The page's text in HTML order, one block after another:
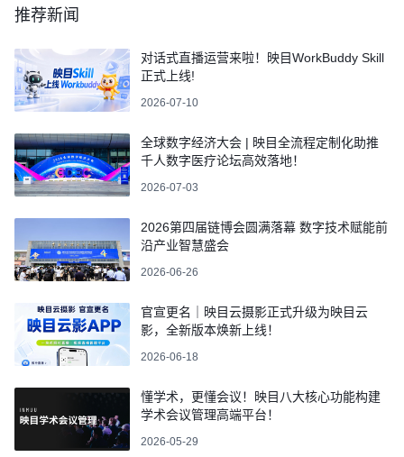
推荐新闻
对话式直播运营来啦！映目WorkBuddy Skill
正式上线!
2026-07-10
全球数字经济大会 | 映目全流程定制化助推
千人数字医疗论坛高效落地！
2026-07-03
2026第四届链博会圆满落幕 数字技术赋能前
沿产业智慧盛会
2026-06-26
官宣更名｜映目云摄影正式升级为映目云
影，全新版本焕新上线！
2026-06-18
懂学术，更懂会议！映目八大核心功能构建
学术会议管理高端平台！
2026-05-29